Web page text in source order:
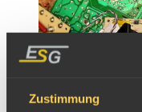
Zustimmung